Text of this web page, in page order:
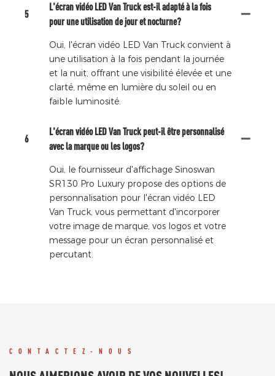
5
L'écran vidéo LED Van Truck est-il adapté à la fois
pour une utilisation de jour et nocturne?
Oui, l'écran vidéo LED Van Truck convient à
une utilisation à la fois pendant la journée
et la nuit, offrant une visibilité élevée et une
clarté, même en lumière du soleil ou en
faible luminosité.
6
L'écran vidéo LED Van Truck peut-il être personnalisé
avec la marque ou les logos?
Oui, le fournisseur d'affichage Sinoswan
SR130 Pro Luxury propose des options de
personnalisation pour l'écran vidéo LED
Van Truck, vous permettant d'incorporer
votre image de marque, vos logos et votre
message pour un écran personnalisé et
percutant.
CONTACTEZ-NOUS